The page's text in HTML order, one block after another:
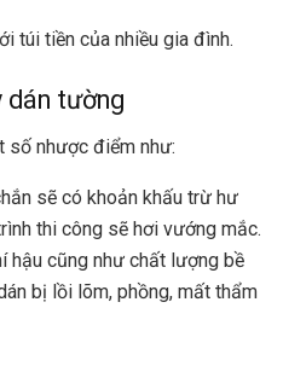
túi tiền của nhiều gia đình.
dán tường
số nhược điểm như:
sẽ có khoản khấu trừ hư
thi công sẽ hơi vướng mắc.
hậu cũng như chất lượng bề
bị lồi lõm, phồng, mất thẩm